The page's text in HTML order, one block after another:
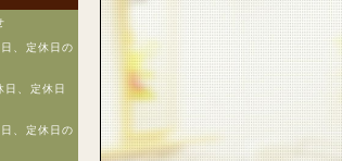
、定休日の
日、定休日
、定休日の